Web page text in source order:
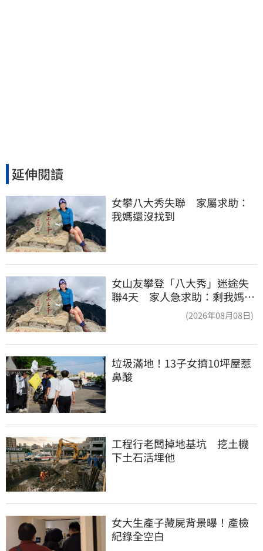
延伸閱讀
女攀八大秀失聯　家屬求助：
我媽還沒找到
女山友攀登「八大秀」迷途失
聯4天 家人急求助：剩我媽還
(2026年08月08日)
垃圾滿地！13子女擠10坪屋惹
鼻酸
工程行老闆掉地基坑　挖土機
下土石活埋他
女大生產子藏屍背景曝！產檢
紀錄全空白